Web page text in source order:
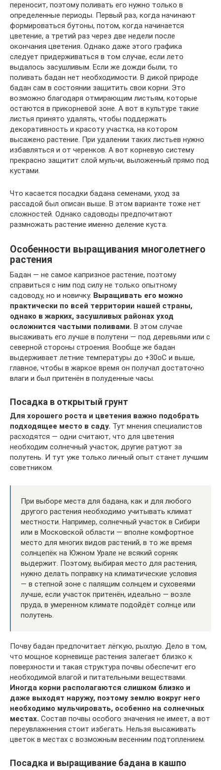
переносит, поэтому поливать его нужно только в
определенные периоды. Первый раз, когда начинают
формироваться бутоны, потом, когда начинается
цветение, а третий раз через две недели после
окончания цветения. Однако даже этого графика
следует придерживаться в том случае, если лето
выдалось засушливым. Если же дожди были, то
поливать бадан нет необходимости. В дикой природе
бадан сам в состоянии защитить свои корни. Это
возможно благодаря отмирающим листьям, которые
остаются в прикорневой зоне. А вот в культуре такие
листья принято удалять, чтобы поддержать
декоративность и красоту участка, на котором
высажено растение. При удалении таких листьев нужно
избавляться и от черенков. А вот корневую систему
прекрасно защитит слой мульчи, выложенный прямо под
кустами.
Что касается посадки бадана семенами, уход за
рассадой был описан выше. В этом варианте тоже нет
сложностей. Однако садоводы предпочитают
размножать растение именно деление куста.
Особенности выращивания многолетнего
растения
Бадан — не самое капризное растение, поэтому
справиться с ним под силу не только опытному
садоводу, но и новичку. Выращивать его можно
практически по всей территории нашей страны,
однако в жарких, засушливых районах уход
осложнится частыми поливами. В этом случае
высаживать его лучше в полутени — под деревьями или с
северной стороны строения. Вообще же бадан
выдерживает летние температуры до +30оС и выше,
главное, чтобы в жаркое время он получал достаточно
влаги и был притенён в полуденные часы.
Посадка в открытый грунт
Для хорошего роста и цветения важно подобрать
подходящее место в саду. Тут мнения специалистов
расходятся — одни считают, что для цветения
необходим солнечный участок, другие ратуют за
полутень. И тут уже только личный опыт станет лучшим
советником.
При выборе места для бадана, как и для любого
другого растения необходимо учитывать климат
местности. Например, солнечный участок в Сибири
или в Московской области — вполне комфортное
место для многих видов растений, в то же время
солнцепёк на Южном Урале не всякий сорняк
выдержит. Поэтому, выбирая место для растения,
нужно делать поправку на климатические условия
— в степной зоне с палящим солнцем и суховеями
лучше, если участок притенён, идеально — возле
пруда, в умеренном климате подойдёт солнце или
полутень.
Почву бадан предпочитает лёгкую, рыхлую. Дело в том,
что мощное корневище растения залегает близко к
поверхности и такая структура почвы обеспечит его
необходимой влагой и питательными веществами.
Иногда корни располагаются слишком близко и
даже выходят наружу, поэтому землю вокруг него
необходимо мульчировать, особенно на солнечных
местах. Состав почвы особого значения не имеет, а вот
переувлажнения стоит избегать. Нельзя высаживать
цветок в местах с возможным весенним подтоплением.
Посадка и выращивание бадана в кашпо